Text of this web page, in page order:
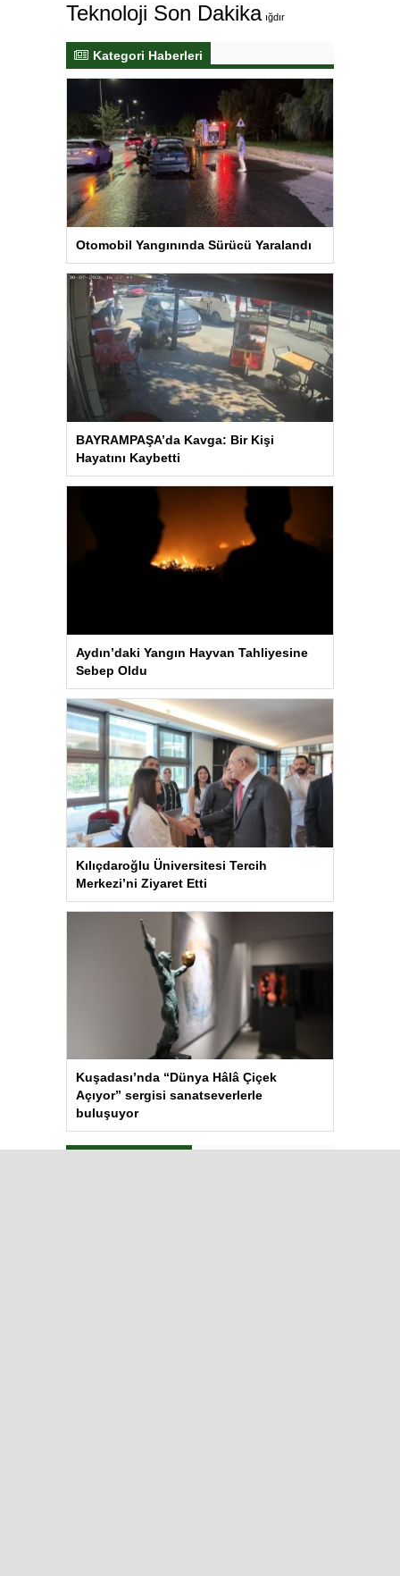
Teknoloji Son Dakika ığdır
Kategori Haberleri
Otomobil Yangınında Sürücü Yaralandı
BAYRAMPAŞA’da Kavga: Bir Kişi
Hayatını Kaybetti
Aydın’daki Yangın Hayvan Tahliyesine
Sebep Oldu
Kılıçdaroğlu Üniversitesi Tercih
Merkezi’ni Ziyaret Etti
Kuşadası’nda “Dünya Hâlâ Çiçek
Açıyor” sergisi sanatseverlerle
buluşuyor